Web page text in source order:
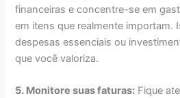
financeiras e concentre-se em
em itens que realmente importam.
despesas essenciais ou
que você valoriza.
5. Monitore suas faturas: Fique